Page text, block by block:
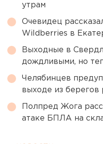
утрам
Очевидец
Wildberries в
Выходные в
дождливыми, но
Челябинцев
выходе из берегов
Полпред Жога
атаке БПЛА на